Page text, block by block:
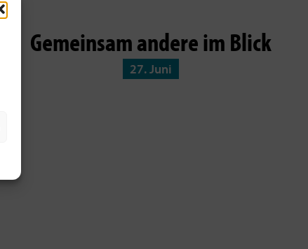
Gemeinsam andere im Blick
27. Juni